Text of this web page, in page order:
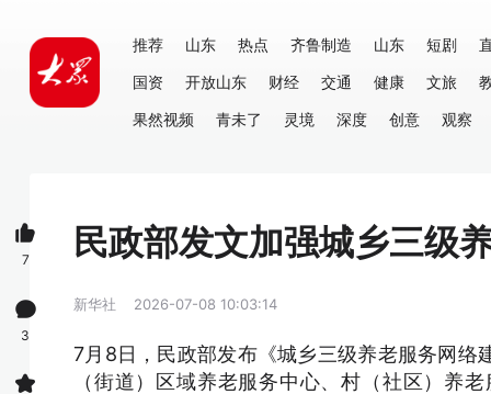
推荐 山东 热点 齐鲁制造 山东 短剧
国资
开放山东 财经 交通 健康 文旅
果然视频
青未了 灵境 深度 创意 观察
民政部发文加强城乡三级
新华社 2026-07-08 10:03:14
7月8日，民政部发布《城乡三级养老服务网络
（街道）区域养老服务中心、村（社区）养
7
3